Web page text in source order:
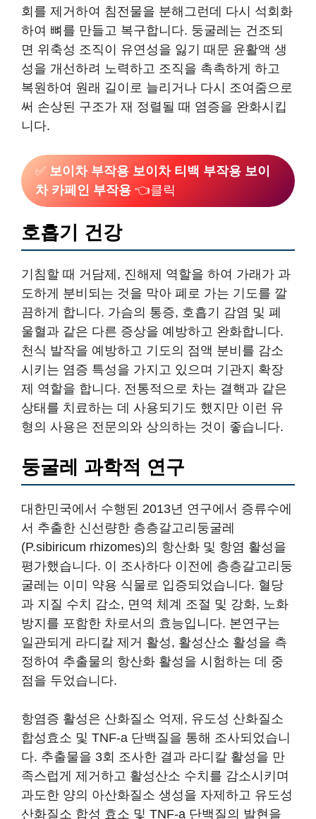
회를 제거하여 침전물을 분해그런데 다시 석회화
하여 뼈를 만들고 복구합니다. 둥굴레는 건조되
면 위축성 조직이 유연성을 잃기 때문 윤활액 생
성을 개선하려 노력하고 조직을 촉촉하게 하고
복원하여 원래 길이로 늘리거나 다시 조여줌으로
써 손상된 구조가 재 정렬될 때 염증을 완화시킵
니다.
✅ 보이차 부작용 보이차 티백 부작용 보이
차 카페인 부작용 👈클릭
호흡기 건강
기침할 때 거담제, 진해제 역할을 하여 가래가 과
도하게 분비되는 것을 막아 폐로 가는 기도를 깔
끔하게 합니다. 가슴의 통증, 호흡기 감염 및 폐
울혈과 같은 다른 증상을 예방하고 완화합니다.
천식 발작을 예방하고 기도의 점액 분비를 감소
시키는 염증 특성을 가지고 있으며 기관지 확장
제 역할을 합니다. 전통적으로 차는 결핵과 같은
상태를 치료하는 데 사용되기도 했지만 이런 유
형의 사용은 전문의와 상의하는 것이 좋습니다.
둥굴레 과학적 연구
대한민국에서 수행된 2013년 연구에서 증류수에
서 추출한 신선량한 층층갈고리둥굴레
(P.sibiricum rhizomes)의 항산화 및 항염 활성을
평가했습니다. 이 조사하다 이전에 층층갈고리둥
굴레는 이미 약용 식물로 입증되었습니다. 혈당
과 지질 수치 감소, 면역 체계 조절 및 강화, 노화
방지를 포함한 차로서의 효능입니다. 본연구는
일관되게 라디칼 제거 활성, 활성산소 활성을 측
정하여 추출물의 항산화 활성을 시험하는 데 중
점을 두었습니다.
항염증 활성은 산화질소 억제, 유도성 산화질소
합성효소 및 TNF-a 단백질을 통해 조사되었습니
다. 추출물을 3회 조사한 결과 라디칼 활성을 만
족스럽게 제거하고 활성산소 수치를 감소시키며
과도한 양의 아산화질소 생성을 자제하고 유도성
산화질소 합성 효소 및 TNF-a 단백질의 발현을